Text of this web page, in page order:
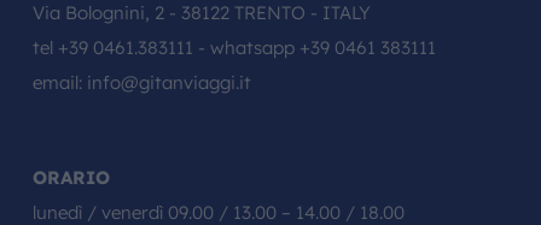
Via Bolognini, 2 - 38122 TRENTO - ITALY
tel +39 0461.383111 - whatsapp +39 0461 383111
email: info@gitanviaggi.it
ORARIO
lunedì / venerdì 09.00 / 13.00 – 14.00 / 18.00